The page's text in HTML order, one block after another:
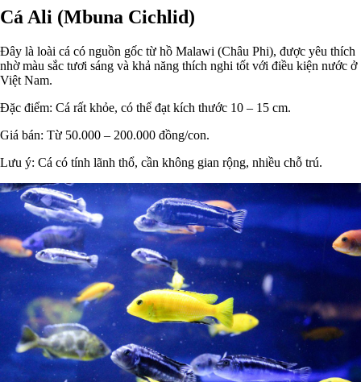
Cá Ali (Mbuna Cichlid)
Đây là loài cá có nguồn gốc từ hồ Malawi (Châu Phi), được yêu thích
nhờ màu sắc tươi sáng và khả năng thích nghi tốt với điều kiện nước ở
Việt Nam.
Đặc điểm: Cá rất khỏe, có thể đạt kích thước 10 – 15 cm.
Giá bán: Từ 50.000 – 200.000 đồng/con.
Lưu ý: Cá có tính lãnh thổ, cần không gian rộng, nhiều chỗ trú.